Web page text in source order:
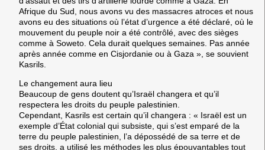
Afrique du Sud, nous avons vu des massacres atroces et nous
avons eu des situations où l’état d’urgence a été déclaré, où le
mouvement du peuple noir a été contrôlé, avec des sièges
comme à Soweto. Cela durait quelques semaines. Pas année
après année comme en Cisjordanie ou à Gaza », se souvient
Kasrils.
Le changement aura lieu
Beaucoup de gens doutent qu’Israël changera et qu’il
respectera les droits du peuple palestinien.
Cependant, Kasrils est certain qu’il changera : « Israël est un
exemple d’État colonial qui subsiste, qui s’est emparé de la
terre du peuple palestinien, l’a dépossédé de sa terre et de
ses droits, a utilisé les méthodes les plus épouvantables tout